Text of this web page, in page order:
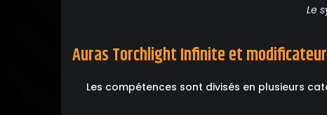
Le
Auras Torchlight Infinite et
Les compétences sont divisés en plusieurs